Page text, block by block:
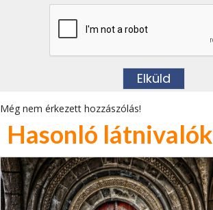
Még nem érkezett hozzászólás!
Hasonló látnivalók